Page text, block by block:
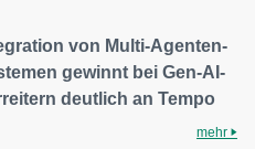
von Multi-Agenten-
gewinnt bei Gen-AI-
deutlich an Tempo
mehr